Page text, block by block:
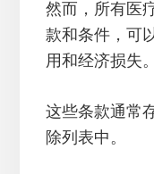
然而，所有医
款和条件，可
用和经济损失。
这些条款通常
除列表中。